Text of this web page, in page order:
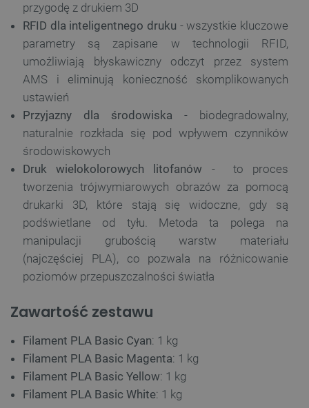
przygodę z drukiem 3D
RFID dla inteligentnego druku - wszystkie kluczowe
parametry są zapisane w technologii RFID,
umożliwiają błyskawiczny odczyt przez system
AMS i eliminują konieczność skomplikowanych
ustawień
Przyjazny dla środowiska - biodegradowalny,
naturalnie rozkłada się pod wpływem czynników
środowiskowych
Druk wielokolorowych litofanów - to proces
tworzenia trójwymiarowych obrazów za pomocą
drukarki 3D, które stają się widoczne, gdy są
podświetlane od tyłu. Metoda ta polega na
manipulacji grubością warstw materiału
(najczęściej PLA), co pozwala na różnicowanie
poziomów przepuszczalności światła
Zawartość zestawu
Filament PLA Basic Cyan: 1 kg
Filament PLA Basic Magenta: 1 kg
Filament PLA Basic Yellow: 1 kg
Filament PLA Basic White: 1 kg